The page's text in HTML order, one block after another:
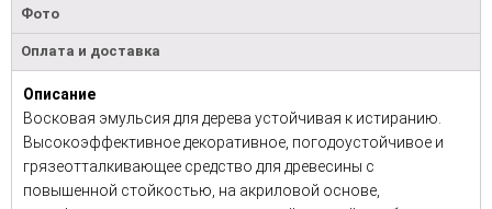
Фото
Оплата и доставка
Описание
Восковая эмульсия для дерева устойчивая к истиранию.
Высокоэффективное декоративное, погодоустойчивое и
грязеотталкивающее средство для древесины с
повышенной стойкостью, на акриловой основе,